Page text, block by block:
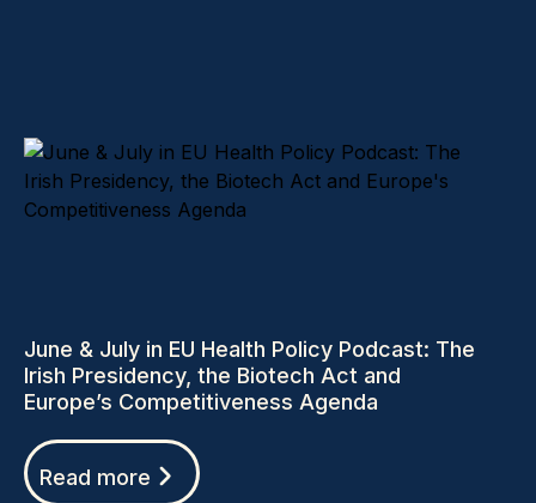
June & July in EU Health Policy Podcast: The
Irish Presidency, the Biotech Act and
Europe’s Competitiveness Agenda
Read more